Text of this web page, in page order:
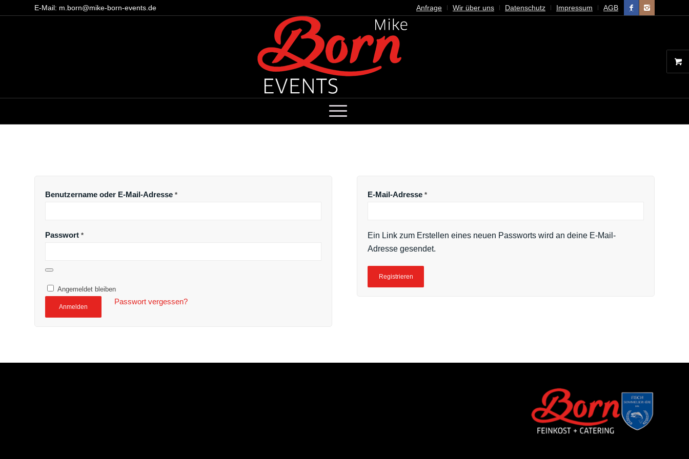
Anfrage Wir über uns Datenschutz Impressum AGB
E-Mail: m.born@mike-born-events.de
Benutzername oder E-Mail-Adresse *
Passwort *
Angemeldet bleiben
Anmelden
Passwort vergessen?
E-Mail-Adresse*
Ein Link zum Erstellen eines neuen Passworts wird an deine E-Mail-
Adresse gesendet.
Registrieren